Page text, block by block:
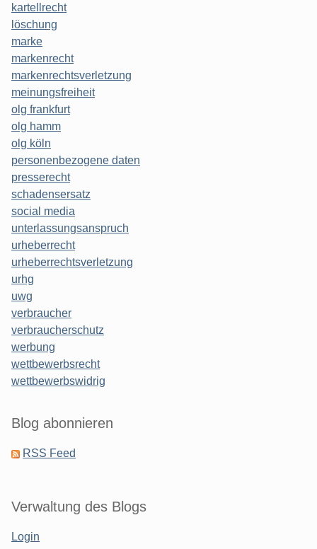
kartellrecht
löschung
marke
markenrecht
markenrechtsverletzung
meinungsfreiheit
olg frankfurt
olg hamm
olg köln
personenbezogene daten
presserecht
schadensersatz
social media
unterlassungsanspruch
urheberrecht
urheberrechtsverletzung
urhg
uwg
verbraucher
verbraucherschutz
werbung
wettbewerbsrecht
wettbewerbswidrig
Blog abonnieren
RSS Feed
Verwaltung des Blogs
Login